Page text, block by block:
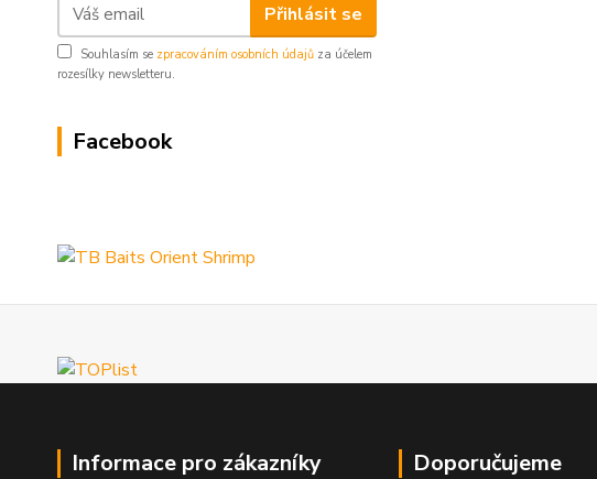
Přihlásit se
Souhlasím se zpracováním osobních údajů za účelem
rozesílky newsletteru.
Facebook
Informace pro zákazníky Doporučujeme